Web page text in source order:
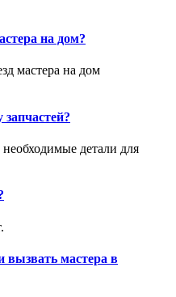
на дом?
мастера на дом
детали для
вызвать мастера в